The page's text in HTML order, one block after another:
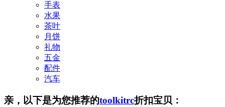
手表
水果
茶叶
月饼
礼物
五金
配件
汽车
亲，以下是为您推荐的toolkitrc折扣宝贝：